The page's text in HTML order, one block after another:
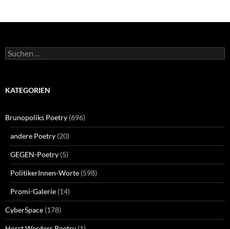
Suchen
nach:
KATEGORIEN
Brunopoliks Poetry (696)
andere Poetry (20)
GEGEN-Poetry (5)
PolitikerInnen-Worte (598)
Promi-Galerie (14)
CyberSpace (178)